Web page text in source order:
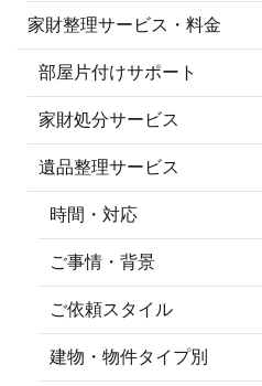
家財整理サービス・料金
部屋片付けサポート
家財処分サービス
遺品整理サービス
時間・対応
ご事情・背景
ご依頼スタイル
建物・物件タイプ別